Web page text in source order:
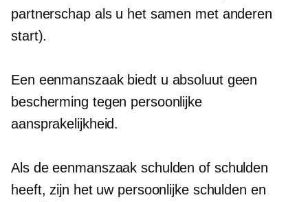
partnerschap als u het samen met anderen
start).
Een eenmanszaak biedt u absoluut geen
bescherming tegen persoonlijke
aansprakelijkheid.
Als de eenmanszaak schulden of schulden
heeft, zijn het uw persoonlijke schulden en